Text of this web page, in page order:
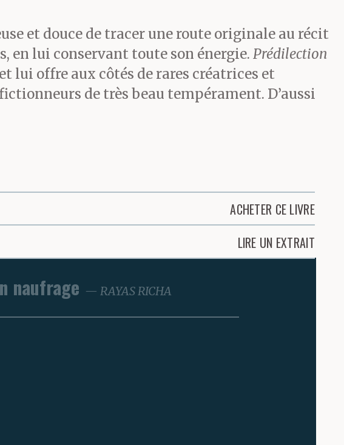
et douce de tracer une route originale au récit
en lui conservant toute son énergie. Prédilection
lui offre aux côtés de rares créatrices et
de très beau tempérament. D’aussi
ACHETER CE LIVRE
LIRE UN EXTRAIT
naufrage RAYAS RICHA